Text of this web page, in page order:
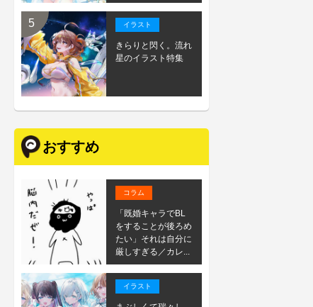
イラスト
きらりと閃く。流れ
星のイラスト特集
おすすめ
コラム
「既婚キャラでBL
をすることが後ろめ
たい」それは自分に
厳しすぎる／カレ...
イラスト